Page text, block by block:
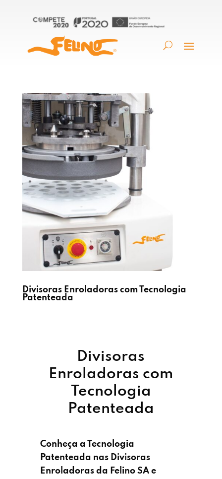
Divisoras Enroladoras com Tecnologia
Patenteada
Divisoras
Enroladoras com
Tecnologia
Patenteada
Conheça a Tecnologia
Patenteada nas Divisoras
Enroladoras da Felino SA e